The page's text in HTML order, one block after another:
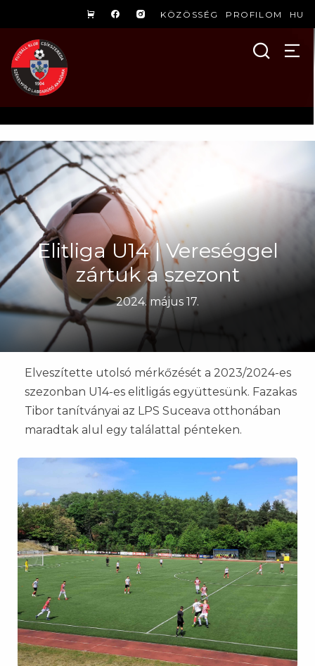
KÖZÖSSÉG PROFILOM HU
Elitliga U14 | Vereséggel
zártuk a szezont
2024. május 17.
Elveszítette utolsó mérkőzését a 2023/2024-es
szezonban U14-es elitligás együttesünk. Fazakas
Tibor tanítványai az LPS Suceava otthonában
maradtak alul egy találattal pénteken.